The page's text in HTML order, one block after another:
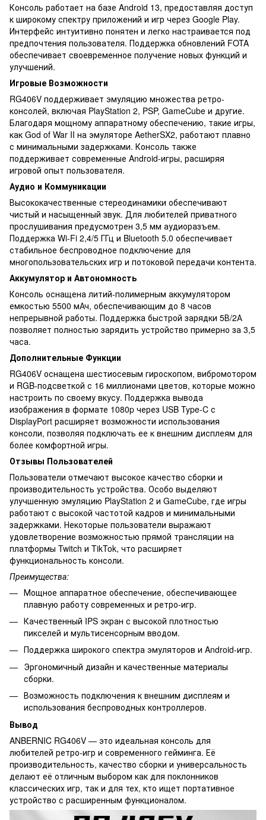
Консоль работает на базе Android 13, предоставляя доступ
к широкому спектру приложений и игр через Google Play.
Интерфейс интуитивно понятен и легко настраивается под
предпочтения пользователя. Поддержка обновлений FOTA
обеспечивает своевременное получение новых функций и
улучшений.
Игровые Возможности
RG406V поддерживает эмуляцию множества ретро-
консолей, включая PlayStation 2, PSP, GameCube и другие.
Благодаря мощному аппаратному обеспечению, такие игры,
как God of War II на эмуляторе AetherSX2, работают плавно
с минимальными задержками. Консоль также
поддерживает современные Android-игры, расширяя
игровой опыт пользователя.
Аудио и Коммуникации
Высококачественные стереодинамики обеспечивают
чистый и насыщенный звук. Для любителей приватного
прослушивания предусмотрен 3,5 мм аудиоразъем.
Поддержка Wi-Fi 2,4/5 ГГц и Bluetooth 5.0 обеспечивает
стабильное беспроводное подключение для
многопользовательских игр и потоковой передачи контента.
Аккумулятор и Автономность
Консоль оснащена литий-полимерным аккумулятором
емкостью 5500 мАч, обеспечивающим до 8 часов
непрерывной работы. Поддержка быстрой зарядки 5В/2А
позволяет полностью зарядить устройство примерно за 3,5
часа.
Дополнительные Функции
RG406V оснащена шестиосевым гироскопом, вибромотором
и RGB-подсветкой с 16 миллионами цветов, которые можно
настроить по своему вкусу. Поддержка вывода
изображения в формате 1080p через USB Type-C с
DisplayPort расширяет возможности использования
консоли, позволяя подключать ее к внешним дисплеям для
более комфортной игры.
Отзывы Пользователей
Пользователи отмечают высокое качество сборки и
производительность устройства. Особо выделяют
улучшенную эмуляцию PlayStation 2 и GameCube, где игры
работают с высокой частотой кадров и минимальными
задержками. Некоторые пользователи выражают
удовлетворение возможностью прямой трансляции на
платформы Twitch и TikTok, что расширяет
функциональность консоли.
Преимущества:
Мощное аппаратное обеспечение, обеспечивающее
плавную работу современных и ретро-игр.
Качественный IPS экран с высокой плотностью
пикселей и мультисенсорным вводом.
Поддержка широкого спектра эмуляторов и Android-игр.
Эргономичный дизайн и качественные материалы
сборки.
Возможность подключения к внешним дисплеям и
использования беспроводных контроллеров.
Вывод
ANBERNIC RG406V — это идеальная консоль для
любителей ретро-игр и современного гейминга. Её
производительность, качество сборки и универсальность
делают её отличным выбором как для поклонников
классических игр, так и для тех, кто ищет портативное
устройство с расширенным функционалом.